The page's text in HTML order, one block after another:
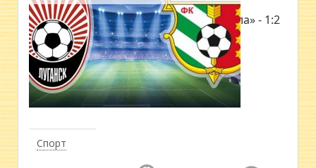
Спорт
«Зоря» - «Ворскла» - 1:2